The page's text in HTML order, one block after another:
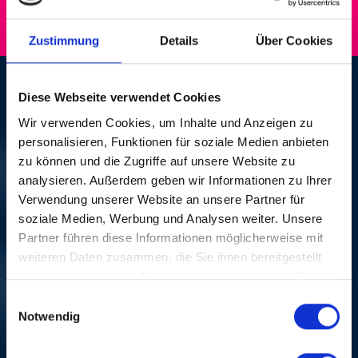
Zustimmung Details Über Cookies
Diese Webseite verwendet Cookies
Wir verwenden Cookies, um Inhalte und Anzeigen zu
personalisieren, Funktionen für soziale Medien anbieten
zu können und die Zugriffe auf unsere Website zu
analysieren. Außerdem geben wir Informationen zu Ihrer
Verwendung unserer Website an unsere Partner für
soziale Medien, Werbung und Analysen weiter. Unsere
Partner führen diese Informationen möglicherweise mit
weiteren Daten zusammen, die Sie ihnen bereitgestellt
haben oder die sie im Rahmen Ihrer Nutzung der Dienste
Notwendig
FRANCESCO RENGA
SUN, 03. NOV 2002, 8
PM | POP ALL
´ITALIANA
«Italianità» is emphasized at our festival, and
offered a night of Italian superlatives, where two of
the most brilliant examples of the Canzone generation